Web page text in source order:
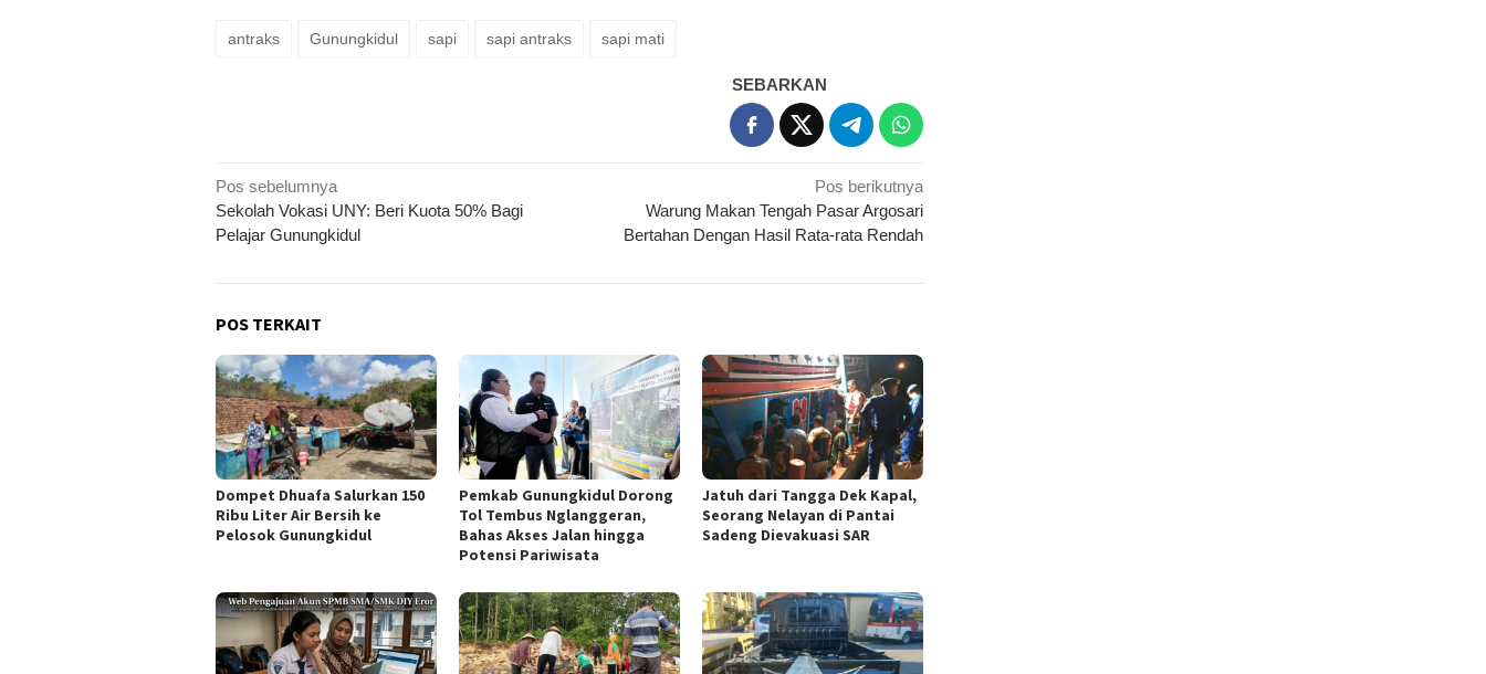
antraks Gunungkidul sapi sapi antraks sapi mati
SEBARKAN
Navigasi
pos
Pos sebelumnya
Sekolah Vokasi UNY: Beri Kuota 50% Bagi
Pelajar Gunungkidul
Pos berikutnya
Warung Makan Tengah Pasar Argosari
Bertahan Dengan Hasil Rata-rata Rendah
POS TERKAIT
Dompet Dhuafa Salurkan 150
Ribu Liter Air Bersih ke
Pelosok Gunungkidul
Pemkab Gunungkidul Dorong
Tol Tembus Nglanggeran,
Bahas Akses Jalan hingga
Potensi Pariwisata
Jatuh dari Tangga Dek Kapal,
Seorang Nelayan di Pantai
Sadeng Dievakuasi SAR